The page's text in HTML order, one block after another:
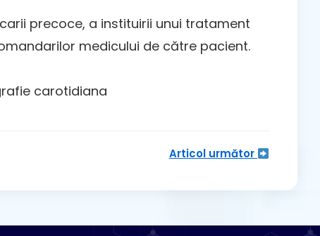
precoce, a instituirii unui tratament
medicului de către pacient.
carotidiana
Articol următor